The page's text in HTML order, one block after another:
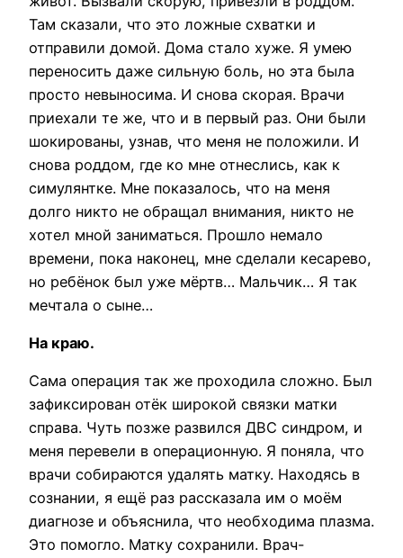
Там сказали, что это ложные схватки и
отправили домой. Дома стало хуже. Я умею
переносить даже сильную боль, но эта была
просто невыносима. И снова скорая. Врачи
приехали те же, что и в первый раз. Они были
шокированы, узнав, что меня не положили. И
снова роддом, где ко мне отнеслись, как к
симулянтке. Мне показалось, что на меня
долго никто не обращал внимания, никто не
хотел мной заниматься. Прошло немало
времени, пока наконец, мне сделали кесарево,
но ребёнок был уже мёртв… Мальчик… Я так
мечтала о сыне…
На краю.
Сама операция так же проходила сложно. Был
зафиксирован отёк широкой связки матки
справа. Чуть позже развился ДВС синдром, и
меня перевели в операционную. Я поняла, что
врачи собираются удалять матку. Находясь в
сознании, я ещё раз рассказала им о моём
диагнозе и объяснила, что необходима плазма.
Это помогло. Матку сохранили. Врач-